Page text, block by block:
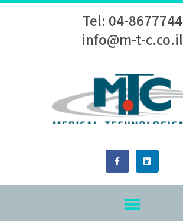
Tel: 04-8677744
info@m-t-c.co.il